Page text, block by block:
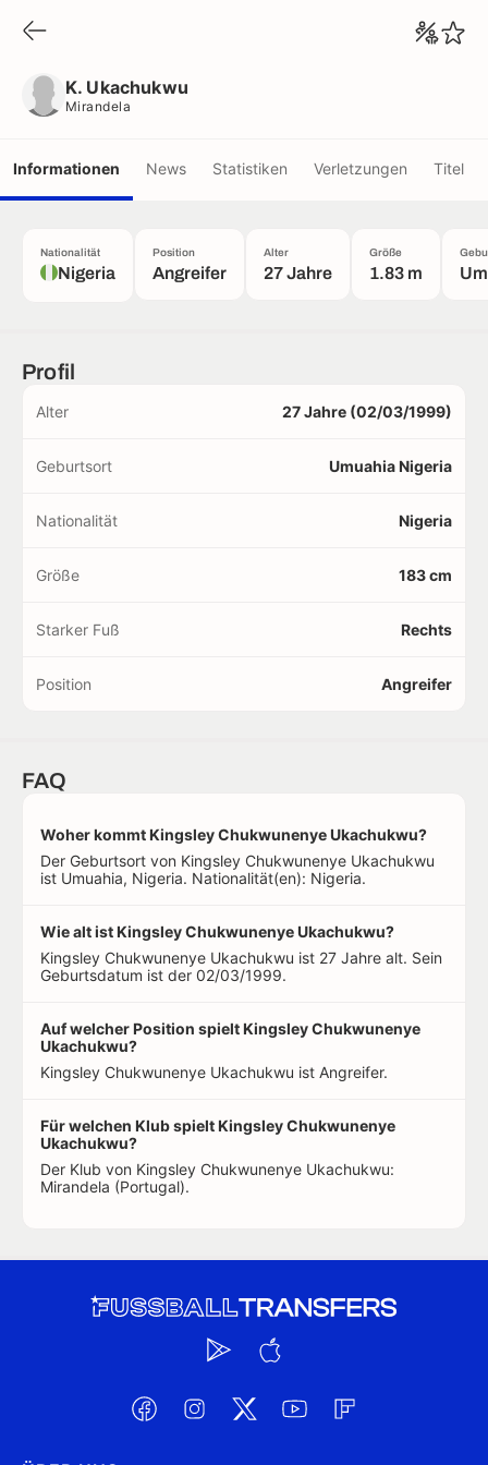
K. Ukachukwu
Mirandela
Informationen News Statistiken Verletzungen Titel
Nationalität
Nigeria
Position
Angreifer
Alter
27 Jahre
Größe
1.83 m
Profil
Alter 27 Jahre (02/03/1999)
Geburtsort Umuahia Nigeria
Nationalität Nigeria
Größe 183 cm
Starker Fuß Rechts
Position Angreifer
FAQ
Woher kommt Kingsley Chukwunenye Ukachukwu?
Der Geburtsort von Kingsley Chukwunenye Ukachukwu
ist Umuahia, Nigeria. Nationalität(en): Nigeria.
Wie alt ist Kingsley Chukwunenye Ukachukwu?
Kingsley Chukwunenye Ukachukwu ist 27 Jahre alt. Sein
Geburtsdatum ist der 02/03/1999.
Auf welcher Position spielt Kingsley Chukwunenye
Ukachukwu?
Kingsley Chukwunenye Ukachukwu ist Angreifer.
Für welchen Klub spielt Kingsley Chukwunenye
Ukachukwu?
Der Klub von Kingsley Chukwunenye Ukachukwu:
Mirandela (Portugal).